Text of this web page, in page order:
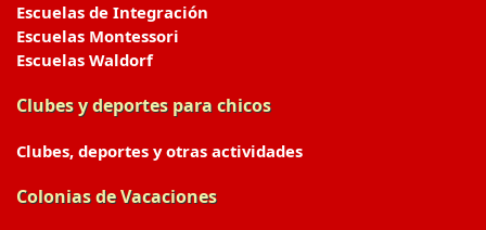
Escuelas de Integración
Escuelas Montessori
Escuelas Waldorf
Clubes y deportes para chicos
Clubes, deportes y otras actividades
Colonias de Vacaciones